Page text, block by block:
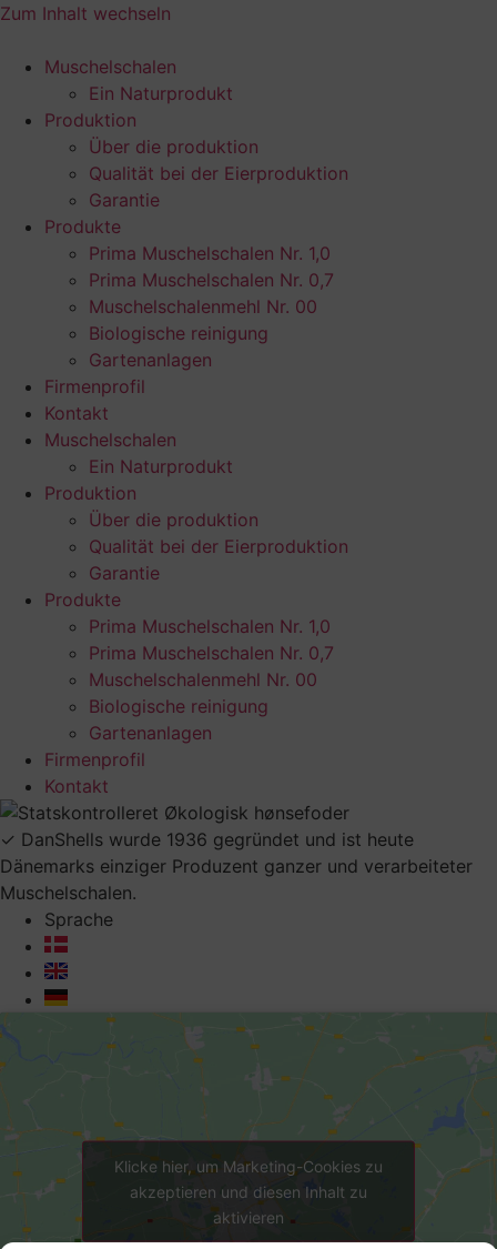
Zum Inhalt wechseln
Muschelschalen
Ein Naturprodukt
Produktion
Über die produktion
Qualität bei der Eierproduktion
Garantie
Produkte
Prima Muschelschalen Nr. 1,0
Prima Muschelschalen Nr. 0,7
Muschelschalenmehl Nr. 00
Biologische reinigung
Gartenanlagen
Firmenprofil
Kontakt
Muschelschalen
Ein Naturprodukt
Produktion
Über die produktion
Qualität bei der Eierproduktion
Garantie
Produkte
Prima Muschelschalen Nr. 1,0
Prima Muschelschalen Nr. 0,7
Muschelschalenmehl Nr. 00
Biologische reinigung
Gartenanlagen
Firmenprofil
Kontakt
✓ DanShells wurde 1936 gegründet und ist heute
Dänemarks einziger Produzent ganzer und verarbeiteter
Muschelschalen.
Sprache
Klicke hier, um Marketing-Cookies zu
akzeptieren und diesen Inhalt zu
aktivieren